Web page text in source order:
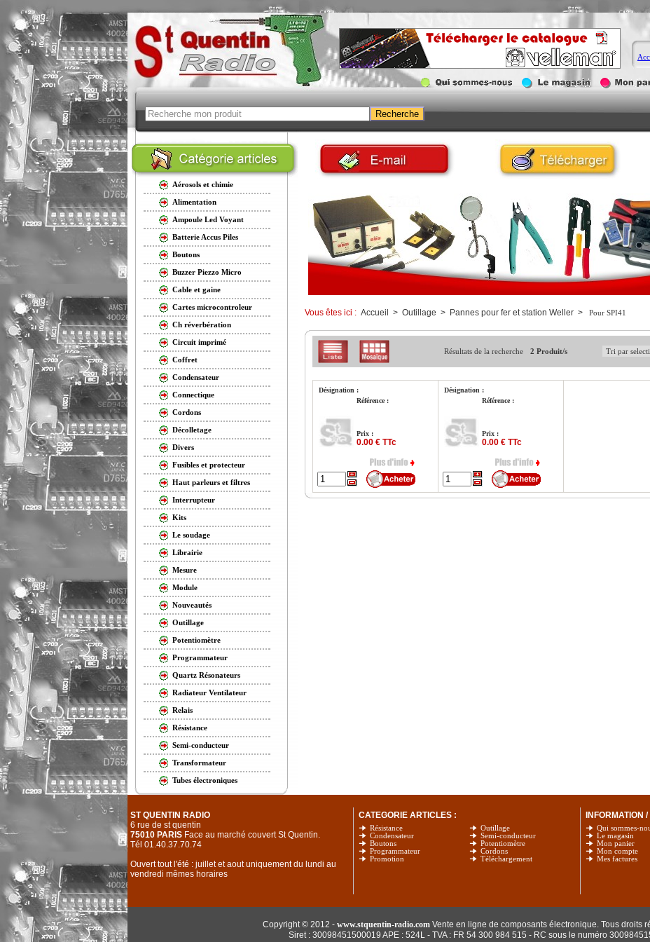
Aérosols et chimie
Alimentation
Ampoule Led Voyant
Batterie Accus Piles
Boutons
Buzzer Piezzo Micro
Cable et gaine
Cartes microcontroleur
Ch réverbération
Circuit imprimé
Coffret
Condensateur
Connectique
Cordons
Décolletage
Divers
Fusibles et protecteur
Haut parleurs et filtres
Interrupteur
Kits
Le soudage
Librairie
Mesure
Module
Nouveautés
Outillage
Potentiomètre
Programmateur
Quartz Résonateurs
Radiateur Ventilateur
Relais
Résistance
Semi-conducteur
Transformateur
Tubes électroniques
Vous êtes ici : Accueil > Outillage > Pannes pour fer et station Weller> Pour SPI41
Résultats de la recherche 2 Produit/s
Désignation :
Référence :
Prix :
0.00 € TTc
Désignation :
Référence :
Prix :
0.00 € TTc
ST QUENTIN RADIO
6 rue de st quentin
75010 PARIS Face au marché couvert St Quentin.
Tél 01.40.37.70.74
Ouvert tout l'été : juillet et aout uniquement du lundi au
vendredi mêmes horaires
CATEGORIE ARTICLES :
Résistance
Condensateur
Boutons
Programmateur
Promotion
Outillage
Semi-conducteur
Potentiomètre
Cordons
Téléchargement
INFORMATION
Qui sommes-
Le magasin
Mon panier
Mon compte
Mes factures
Copyright © 2012 - www.stquentin-radio.comVente en ligne de composants électronique. Tous droits
Siret : 30098451500019 APE : 524L - TVA : FR 54 300 984 515 - RC sous le numéro